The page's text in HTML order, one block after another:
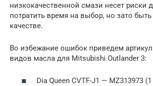
низкокачественной смази несет
потратить время на выбор, но зато
качестве.
Во избежание ошибок приведем
видов масла для Mitsubishi Outlander 3:
Dia Queen CVTF-J1 — MZ313973